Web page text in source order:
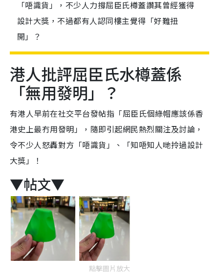
「唔識貨」，不少人力撐屈臣氏樽蓋讚其曾經獲得
設計大獎，不過都有人認同樓主覺得「好難扭
開」？
港人批評屈臣氏水樽蓋係
「無用發明」？
有港人早前在社交平台發帖指「屈臣氏個綠帽應該係香
港史上最冇用發明」，隨即引起網民熱烈關注及討論，
令不少人怒轟對方「唔識貨」、「知唔知人哋拎過設計
大獎」！
▼帖文▼
點擊圖片放大